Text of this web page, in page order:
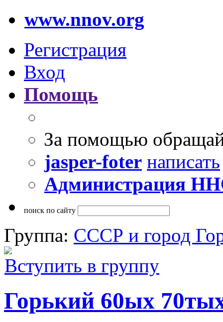
www.nnov.org
Регистрация
Вход
Помощь
За помощью
jasper-foter написать
Администрация
поиск по сайту
Группа: СССР и город
Вступить в группу
Горький 60ых